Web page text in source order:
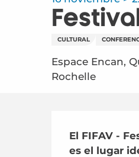
CULTURAL
Espace Encan,
Rochelle
El FIFAV -
es el lugar